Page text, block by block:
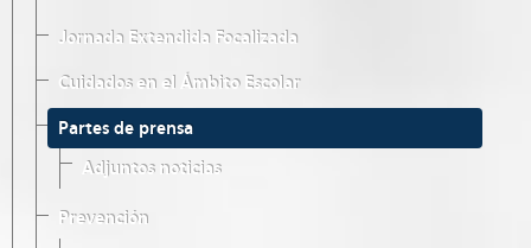
Jornada Extendida Focalizada
Cuidados en el Ámbito Escolar
Partes de prensa
Adjuntos noticias
Prevención